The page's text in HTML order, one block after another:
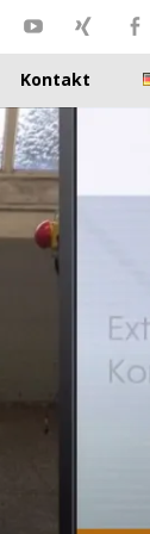
Youtube XING
Kontakt